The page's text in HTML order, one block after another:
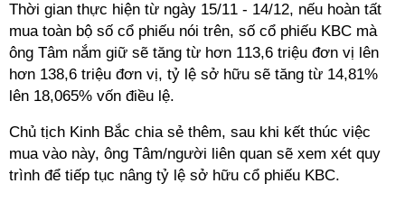
Thời gian thực hiện từ ngày 15/11 - 14/12, nếu hoàn tất
mua toàn bộ số cổ phiếu nói trên, số cổ phiếu KBC mà
ông Tâm nắm giữ sẽ tăng từ hơn 113,6 triệu đơn vị lên
hơn 138,6 triệu đơn vị, tỷ lệ sở hữu sẽ tăng từ 14,81%
lên 18,065% vốn điều lệ.
Chủ tịch Kinh Bắc chia sẻ thêm, sau khi kết thúc việc
mua vào này, ông Tâm/người liên quan sẽ xem xét quy
trình để tiếp tục nâng tỷ lệ sở hữu cổ phiếu KBC.